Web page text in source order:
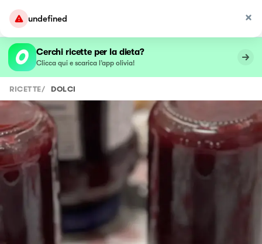
undefined
Cerchi ricette per la dieta?
Clicca qui e scarica l’app olivia!
RICETTE/ DOLCI